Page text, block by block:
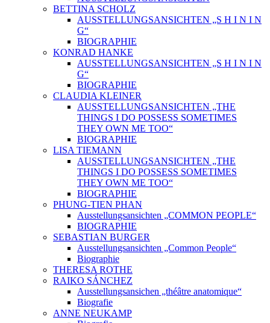
BETTINA SCHOLZ
AUSSTELLUNGSANSICHTEN „S H I N I N
G“
BIOGRAPHIE
KONRAD HANKE
AUSSTELLUNGSANSICHTEN „S H I N I N
G“
BIOGRAPHIE
CLAUDIA KLEINER
AUSSTELLUNGSANSICHTEN „THE
THINGS I DO POSSESS SOMETIMES
THEY OWN ME TOO“
BIOGRAPHIE
LISA TIEMANN
AUSSTELLUNGSANSICHTEN „THE
THINGS I DO POSSESS SOMETIMES
THEY OWN ME TOO“
BIOGRAPHIE
PHUNG-TIEN PHAN
Ausstellungsansichten „COMMON PEOPLE“
BIOGRAPHIE
SEBASTIAN BURGER
Ausstellungsansichten „Common People“
Biographie
THERESA ROTHE
RAIKO SÁNCHEZ
Ausstellungsansichen „théâtre anatomique“
Biografie
ANNE NEUKAMP